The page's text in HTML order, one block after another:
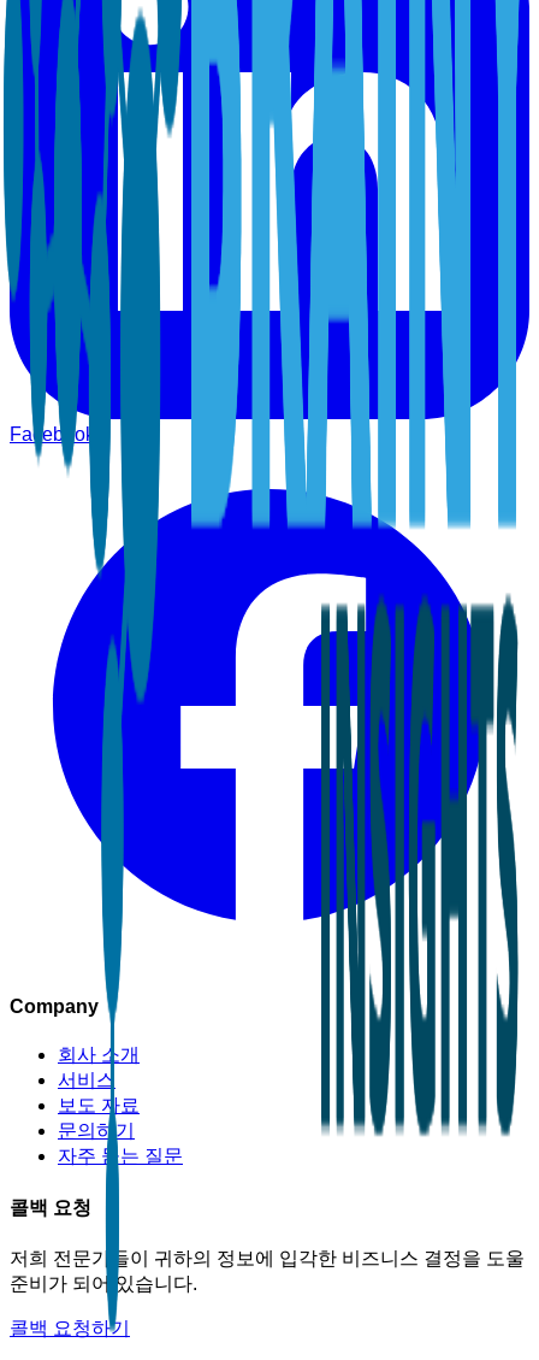
Facebook
Company
회사 소개
서비스
보도 자료
문의하기
자주 묻는 질문
콜백 요청
저희 전문가들이 귀하의 정보에 입각한 비즈니스 결정을 도울
준비가 되어 있습니다.
콜백 요청하기